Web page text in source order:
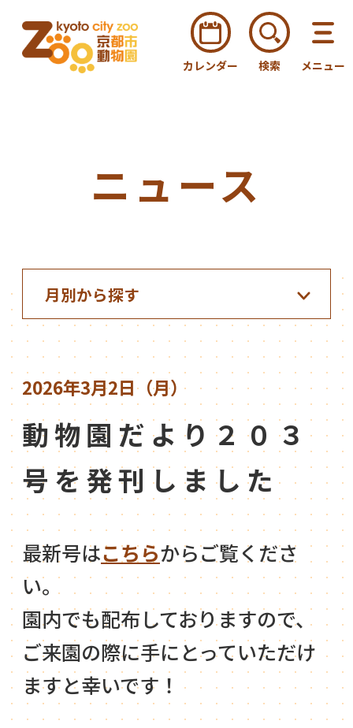
カレンダー 検索 メニュー
ニュース
2026年3月2日（月）
動物園だより２０３
号を発刊しました
最新号はこちらからご覧くださ
い。
園内でも配布しておりますので、
ご来園の際に手にとっていただけ
ますと幸いです！